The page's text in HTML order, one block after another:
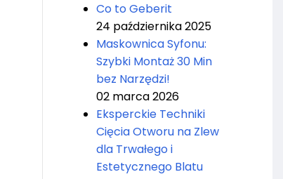
Co to Geberit
24 października 2025
Maskownica Syfonu:
Szybki Montaż 30 Min
bez Narzędzi!
02 marca 2026
Eksperckie Techniki
Cięcia Otworu na Zlew
dla Trwałego i
Estetycznego Blatu